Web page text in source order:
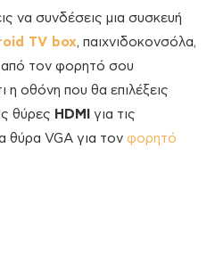
να συνδέσεις μια συσκευή
TV box, παιχνιδοκονσόλα,
από τον φορητό σου
η οθόνη που θα επιλέξεις
θύρες HDMI
για τις
θύρα VGA για τον φορητό